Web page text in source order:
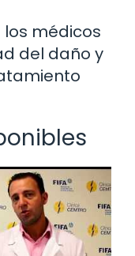
médicos
del daño y